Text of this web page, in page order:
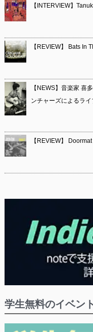
【INTERVIEW】
【REVIEW】 Bats In
【NEWS】音楽家 喜
ンチャーズによるラ
【REVIEW】
学生無料のイベン